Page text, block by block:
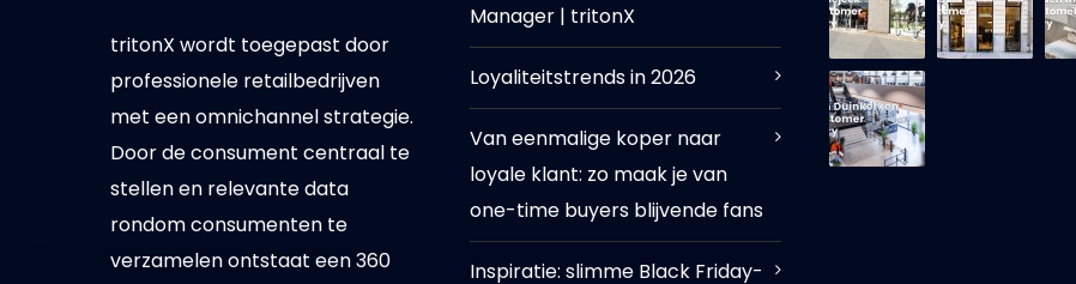
tritonX wordt toegepast door
professionele retailbedrijven
met een omnichannel strategie.
Door de consument centraal te
stellen en relevante data
rondom consumenten te
verzamelen ontstaat een 360
Manager | tritonX
Loyaliteitstrends in 2026
Van eenmalige koper naar
loyale klant: zo maak je van
one-time buyers blijvende fans
Inspiratie: slimme Black Friday-